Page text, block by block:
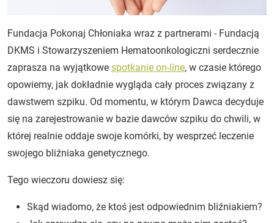
Fundacja Pokonaj Chłoniaka wraz z partnerami - Fundacją
DKMS i Stowarzyszeniem Hematoonkologiczni serdecznie
zaprasza na wyjątkowe spotkanie on-line, w czasie którego
opowiemy, jak dokładnie wygląda cały proces związany z
dawstwem szpiku. Od momentu, w którym Dawca decyduje
się na zarejestrowanie w bazie dawców szpiku do chwili, w
której realnie oddaje swoje komórki, by wesprzeć leczenie
swojego bliźniaka genetycznego.
Tego wieczoru dowiesz się:
Skąd wiadomo, że ktoś jest odpowiednim bliźniakiem?